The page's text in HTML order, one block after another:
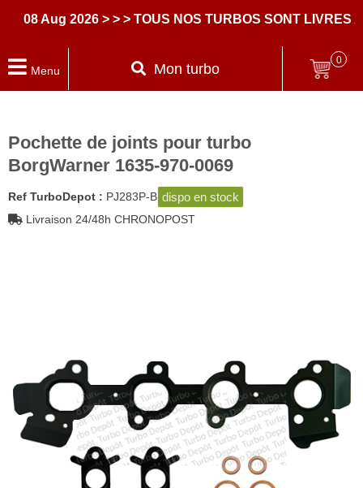
Aug 2026 > > > TOUS NOS TURBOS SONT LIVRES
Menu Mon turbo
0
Pochette de joints pour turbo
BorgWarner 1635-970-0069
Ref TurboDepot : PJ283P-B dispo en stock
Livraison 24/48h CHRONOPOST